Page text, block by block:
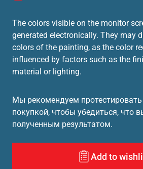
The colors visible on the monitor
generated electronically. They may
colors of the painting, as the color
influenced by factors such as the
material or lighting.
Мы рекомендуем протестировать
покупкой, чтобы убедиться, что
полученным результатом.
Add to